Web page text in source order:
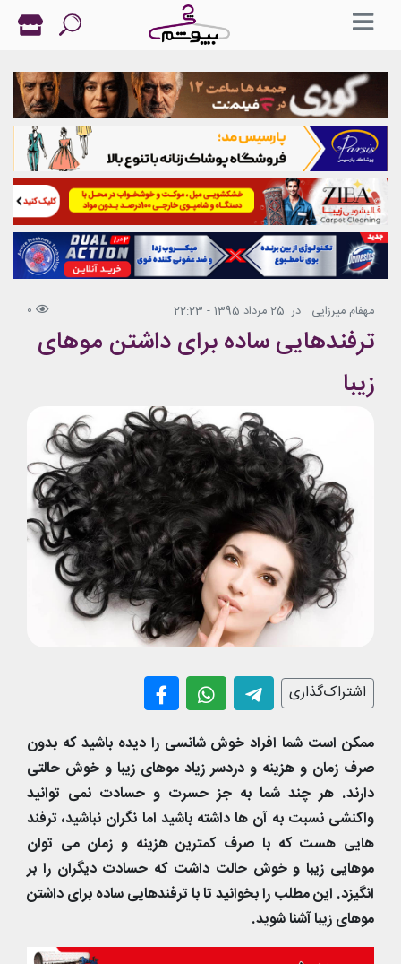
مهفام میرزایی در 25 مرداد 1395 - 22:23 0
ترفندهایی ساده برای داشتن موهای
زیبا
اشتراک‌گذاری
ممکن است شما افراد خوش شانسی را دیده باشید که بدون
صرف زمان و هزینه و دردسر زیاد موهای زیبا و خوش حالتی
دارند. هر چند شما به جز حسرت و حسادت نمی توانید
واکنشی نسبت به آن ها داشته باشید اما نگران نباشید، ترفند
هایی هست که با صرف کمترین هزینه و زمان می توان
موهایی زیبا و خوش حالت داشت که حسادت دیگران را بر
انگیزد. این مطلب را بخوانید تا با ترفندهایی ساده برای داشتن
موهای زیبا آشنا شوید.